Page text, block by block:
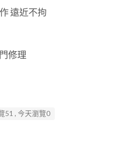
遠近不拘
修理
51 , 今天瀏覽0